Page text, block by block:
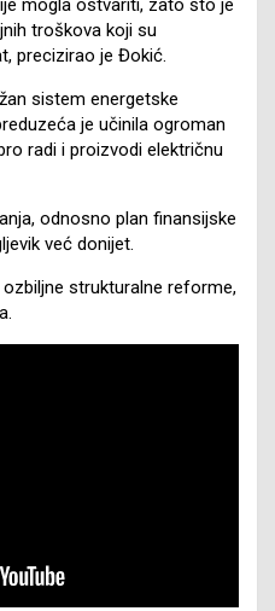
mogla ostvariti, zato što je
troškova koji su
precizirao je Đokić.
sistem energetske
je učinila ogroman
radi i proizvodi električnu
odnosno plan finansijske
već donijet.
strukturalne reforme,